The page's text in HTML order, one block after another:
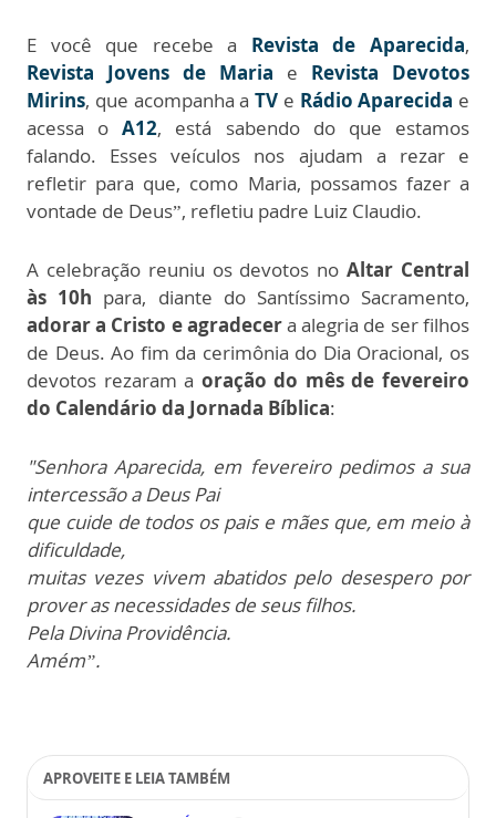
E você que recebe a Revista de Aparecida,
Revista Jovens de Maria e Revista Devotos
Mirins, que acompanha a TV e Rádio Aparecida e
acessa o A12, está sabendo do que estamos
falando. Esses veículos nos ajudam a rezar e
refletir para que, como Maria, possamos fazer a
vontade de Deus”, refletiu padre Luiz Claudio.
A celebração reuniu os devotos no Altar Central
às 10h para, diante do Santíssimo Sacramento,
adorar a Cristo e agradecera alegria de ser filhos
de Deus. Ao fim da cerimônia do Dia Oracional, os
devotos rezaram a oração do mêsde fevereiro
do Calendário da Jornada Bíblica:
"Senhora Aparecida, em fevereiro pedimos a sua
intercessão a Deus Pai
que cuide de todos os pais e mães que, em meio à
dificuldade,
muitas vezes vivem abatidos pelo desespero por
prover as necessidades de seus filhos.
Pela Divina Providência.
Amém”.
APROVEITE E LEIA TAMBÉM